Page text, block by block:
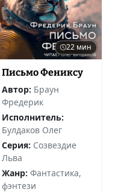
22 мин
Письмо Фениксу
Автор: Браун
Фредерик
Исполнитель:
Булдаков Олег
Серия: Созвездие
Льва
Жанр: Фантастика,
фэнтези